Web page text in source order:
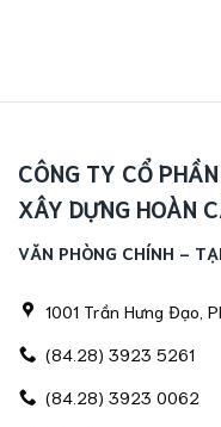
CÔNG TY CỔ
XÂY DỰNG HOÀN
VĂN PHÒNG CHÍNH -
1001 Trần Hưng Đạo,
(84.28) 3923 5261
(84.28) 3923 0062